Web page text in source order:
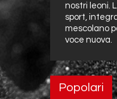
nostri leoni.
sport,
mescolano
voce nuova.
Popolari